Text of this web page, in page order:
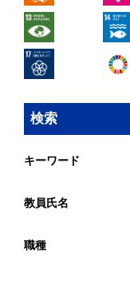
検索
キーワード
教員氏名
職種